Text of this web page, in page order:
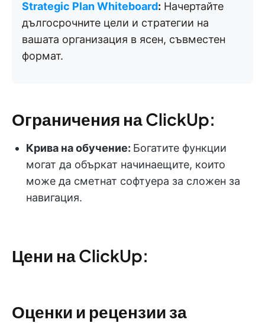
Strategic Plan Whiteboard: Начертайте
дългосрочните цели и стратегии на
вашата организация в ясен, съвместен
формат.
Ограничения на ClickUp:
Крива на обучение: Богатите функции
могат да объркат начинаещите, които
може да сметнат софтуера за сложен за
навигация.
Цени на ClickUp:
Оценки и рецензии за